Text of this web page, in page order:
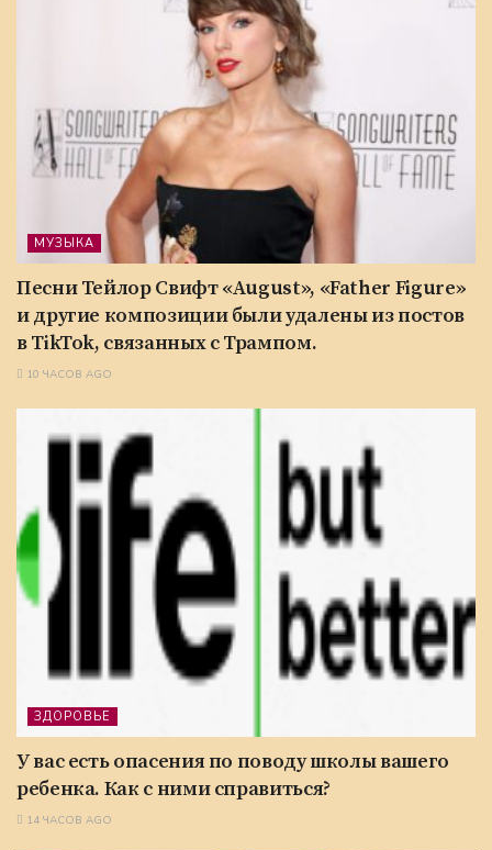
МУЗЫКА
Песни Тейлор Свифт «August», «Father Figure»
и другие композиции были удалены из постов
в TikTok, связанных с Трампом.
10 ЧАСОВ AGO
ЗДОРОВЬЕ
У вас есть опасения по поводу школы вашего
ребенка. Как с ними справиться?
14 ЧАСОВ AGO